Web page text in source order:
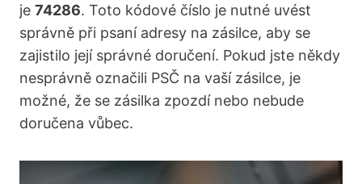
je 74286. Toto kódové číslo je nutné uvést
správně při psaní adresy na zásilce, aby se
zajistilo její správné doručení. Pokud jste někdy
nesprávně označili PSČ na vaší zásilce, je
možné, že se zásilka zpozdí nebo nebude
doručena vůbec.